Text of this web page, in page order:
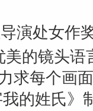
演处女作
的镜头语
求每个画
的姓氏》